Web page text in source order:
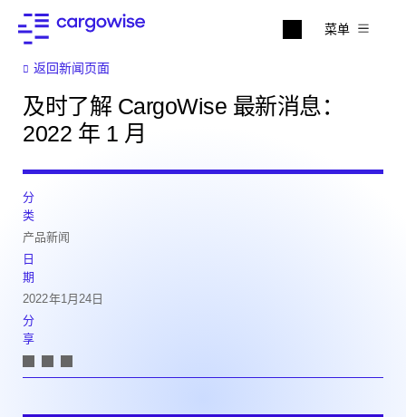
菜单
返回新闻页面
及时了解 CargoWise 最新消息：
2022 年 1 月
分
类
产品新闻
日
期
2022年1月24日
分
享